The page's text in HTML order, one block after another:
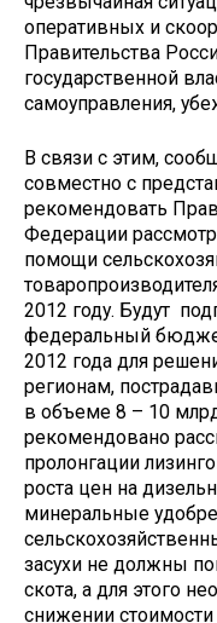
оперативных и
Правительства
государственной
самоуправления,
В связи с этим,
совместно с
рекомендовать
Федерации
помощи
2012 году. Будут
федеральный
2012 года для
регионам,
в объеме 8 – 10
рекомендовано
пролонгации
роста цен на
минеральные
засухи не должны
скота, а для этого
снижении стоимости